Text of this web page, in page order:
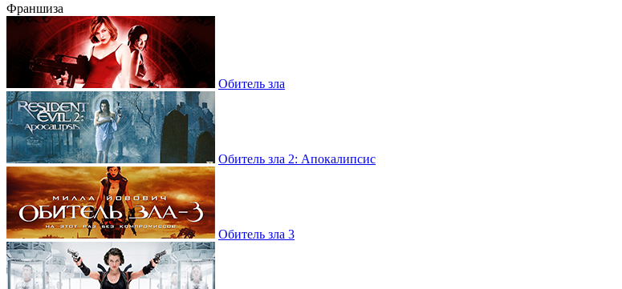
Франшиза
Обитель зла
Обитель зла 2: Апокалипсис
Обитель зла 3